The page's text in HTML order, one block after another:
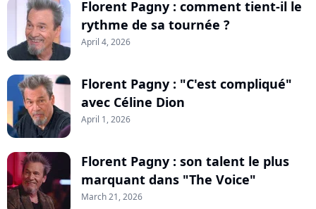
Florent Pagny : comment tient-il le
rythme de sa tournée ?
April 4, 2026
Florent Pagny : "C'est compliqué"
avec Céline Dion
April 1, 2026
Florent Pagny : son talent le plus
marquant dans "The Voice"
March 21, 2026